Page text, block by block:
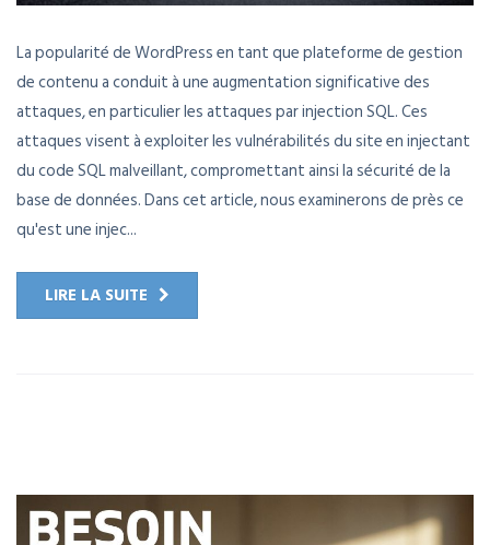
La popularité de WordPress en tant que plateforme de gestion
de contenu a conduit à une augmentation significative des
attaques, en particulier les attaques par injection SQL. Ces
attaques visent à exploiter les vulnérabilités du site en injectant
du code SQL malveillant, compromettant ainsi la sécurité de la
base de données. Dans cet article, nous examinerons de près ce
qu'est une injec...
LIRE LA SUITE